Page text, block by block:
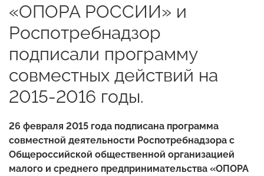
«ОПОРА РОССИИ» и
Роспотребнадзор
подписали программу
совместных действий на
2015-2016 годы.
26 февраля 2015 года подписана программа
совместной деятельности Роспотребнадзора с
Общероссийской общественной организацией
малого и среднего предпринимательства «ОПОРА